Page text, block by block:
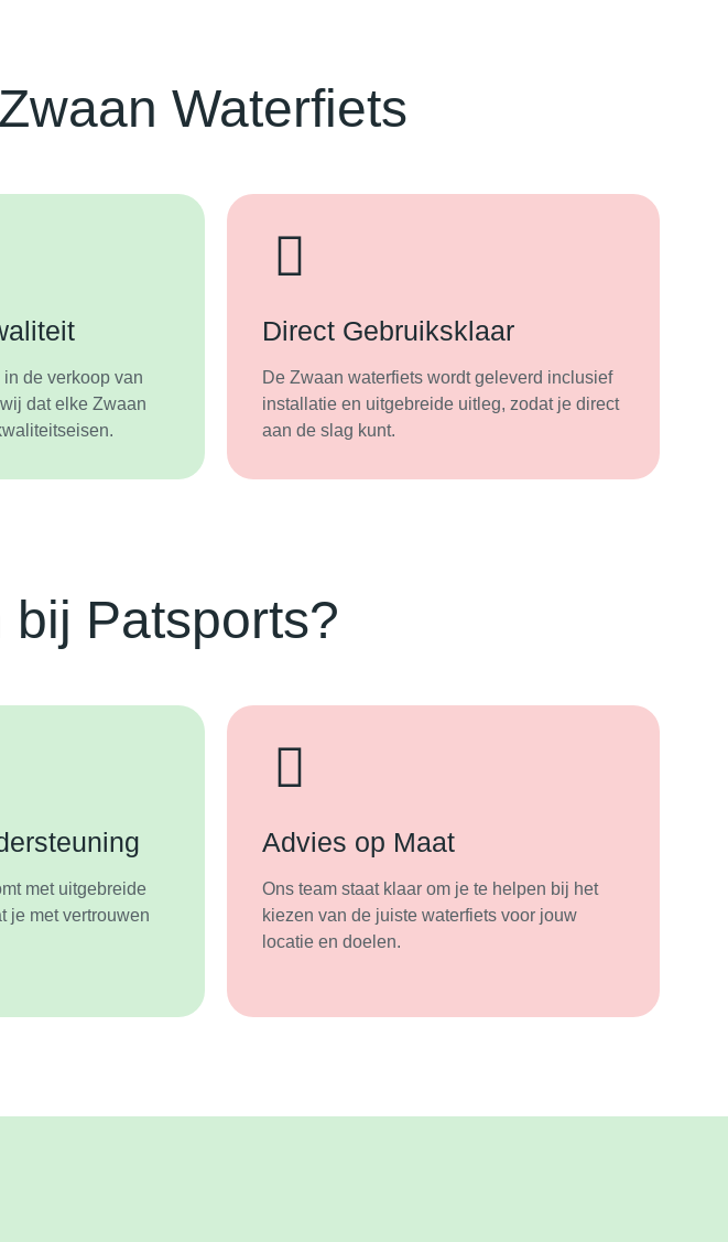
Waterfiets
de verkoop van
dat elke Zwaan
Direct Gebruiksklaar
De Zwaan waterfiets wordt geleverd inclusief
installatie en uitgebreide uitleg, zodat je direct
aan de slag kunt.
Patsports?
met uitgebreide
je met vertrouwen
Advies op Maat
Ons team staat klaar om je te helpen bij het
kiezen van de juiste waterfiets voor jouw
locatie en doelen.